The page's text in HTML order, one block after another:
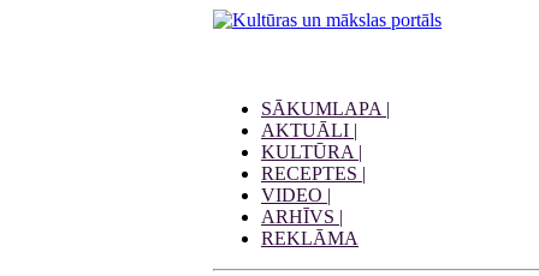
SĀKUMLAPA |
AKTUĀLI |
KULTŪRA |
RECEPTES |
VIDEO |
ARHĪVS |
REKLĀMA